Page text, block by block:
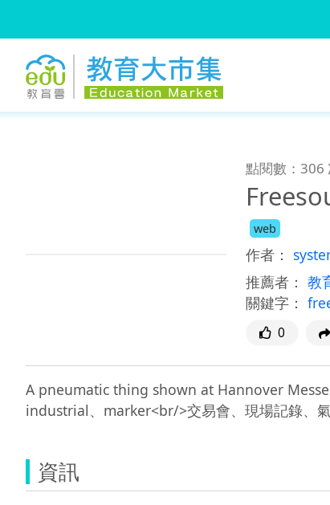
點閱數：306
web
作者：
推薦者： 教
關鍵字：
0
A pneumatic thing shown at Hannover
資訊